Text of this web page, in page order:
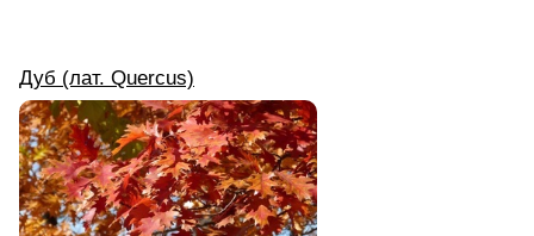
Дуб (лат. Quercus)